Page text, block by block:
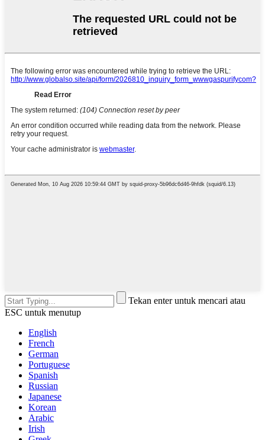
Tekan enter untuk mencari atau
ESC untuk menutup
English
French
German
Portuguese
Spanish
Russian
Japanese
Korean
Arabic
Irish